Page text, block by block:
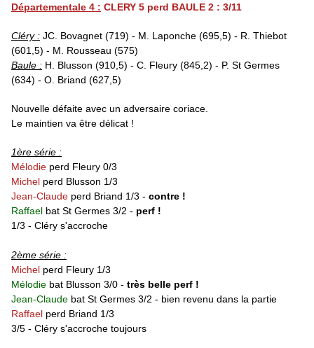
Départementale 4 : CLERY 5 perd BAULE 2 : 3/11
Cléry : JC. Bovagnet (719) - M. Laponche (695,5) - R. Thiebot
(601,5) - M. Rousseau (575)
Baule : H. Blusson (910,5) - C. Fleury (845,2) - P. St Germes
(634) - O. Briand (627,5)
Nouvelle défaite avec un adversaire coriace.
Le maintien va être délicat !
1ère série :
Mélodie perd Fleury 0/3
Michel perd Blusson 1/3
Jean-Claude perd Briand 1/3 - contre !
Raffael bat St Germes 3/2 - perf !
1/3 - Cléry s'accroche
2ème série :
Michel perd Fleury 1/3
Mélodie bat Blusson 3/0 - très belle perf !
Jean-Claude bat St Germes 3/2 - bien revenu dans la partie
Raffael perd Briand 1/3
3/5 - Cléry s'accroche toujours